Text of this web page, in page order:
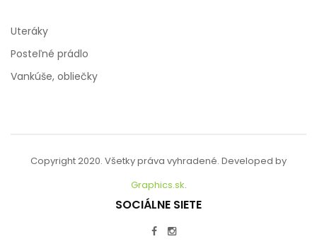
Uteráky
Posteľné prádlo
Vankúše, obliečky
Copyright 2020. Všetky práva vyhradené. Developed by
Graphics.sk.
SOCIÁLNE SIETE